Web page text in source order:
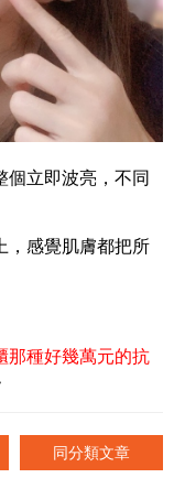
個立即波亮，不同
，感覺肌膚都把所
那種好幾萬元的抗
同分類文章